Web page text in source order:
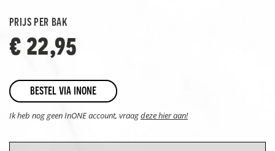
prijs per bak
€ 22,95
bestel via inone
Ik heb nog geen InONE account, vraagdeze hier aan!